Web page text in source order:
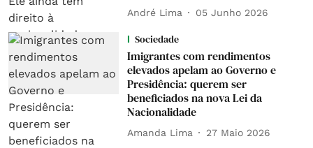
André Lima 05 Junho 2026
Sociedade
Imigrantes com rendimentos
elevados apelam ao Governo e
Presidência: querem ser
beneficiados na nova Lei da
Nacionalidade
Amanda Lima 27 Maio 2026